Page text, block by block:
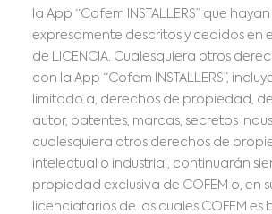
la App “Cofem INSTALLERS” que
expresamente descritos y cedidos en
de LICENCIA. Cualesquiera otros
con la App “Cofem INSTALLERS”,
limitado a, derechos de propiedad,
autor, patentes, marcas, secretos
cualesquiera otros derechos de
intelectual o industrial, continuarán
propiedad exclusiva de COFEM o, en
licenciatarios de los cuales COFEM es